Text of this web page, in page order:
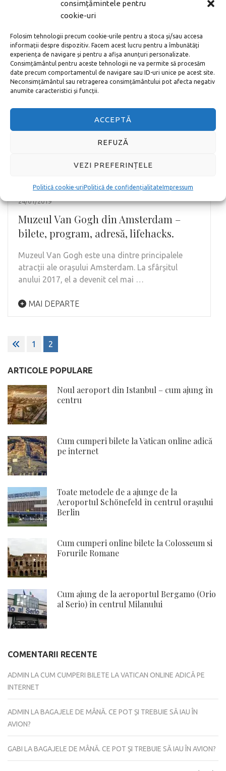
consimțămintele pentru
cookie-uri
Folosim tehnologii precum cookie-urile pentru a stoca și/sau accesa
informații despre dispozitiv. Facem acest lucru pentru a îmbunătăți
experiența de navigare și pentru a afișa anunțuri personalizate.
Consimțământul pentru aceste tehnologii ne va permite să procesăm
date precum comportamentul de navigare sau ID-uri unice pe acest site.
Neconsimțământul sau retragerea consimțământului pot afecta negativ
anumite caracteristici și funcții.
ACCEPTĂ
REFUZĂ
VEZI PREFERINȚELE
Politică cookie-uriPolitică de confidențialitateImpressum
24/01/2019
Muzeul Van Gogh din Amsterdam –
bilete, program, adresă, lifehacks.
Muzeul Van Gogh este una dintre principalele
atracții ale orașului Amsterdam. La sfârșitul
anului 2017, el a devenit cel mai …
MAI DEPARTE
Paginație
articole
1 2
ARTICOLE POPULARE
Noul aeroport din Istanbul – cum ajung în
centru
Cum cumperi bilete la Vatican online adică
pe internet
Toate metodele de a ajunge de la
Aeroportul Schönefeld în centrul orașului
Berlin
Cum cumperi online bilete la Colosseum si
Forurile Romane
Cum ajung de la aeroportul Bergamo (Orio
al Serio) în centrul Milanului
COMENTARII RECENTE
ADMIN LACUM CUMPERI BILETE LA VATICAN ONLINE ADICĂ PE
INTERNET
ADMIN LABAGAJELE DE MÂNĂ. CE POT ȘI TREBUIE SĂ IAU ÎN
AVION?
GABI LABAGAJELE DE MÂNĂ. CE POT ȘI TREBUIE SĂ IAU ÎN AVION?